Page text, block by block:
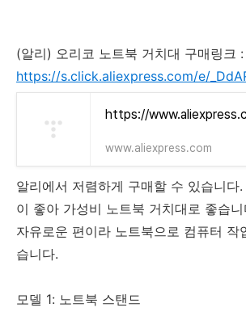
(알리) 오리코 노트북 거치대 구매링크 :
https://s.click.aliexpress.com/e/
www.aliexpress.com
알리에서 저렴하게 구매할 수 있습니다
이 좋아 가성비 노트북 거치대로 좋습
자유로운 편이라 노트북으로 컴퓨터 작
습니다.
모델 1: 노트북 스탠드